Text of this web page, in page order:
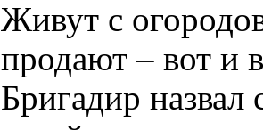
Живут с
продают – вот и
Бригадир